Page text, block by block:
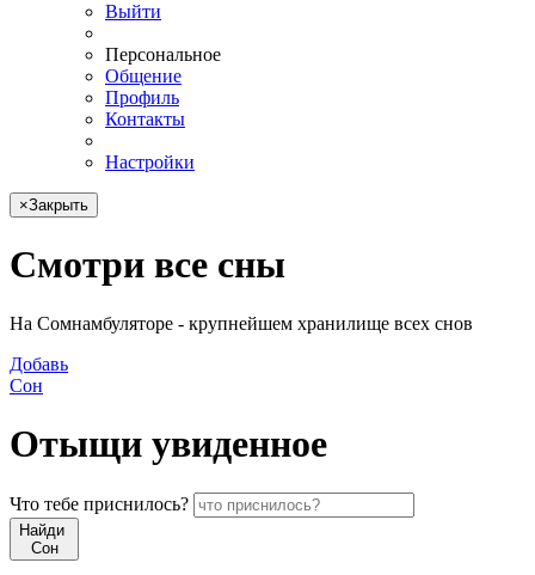
Выйти
Персональное
Общение
Профиль
Контакты
Настройки
×Закрыть
Смотри все сны
На Сомнамбуляторе - крупнейшем хранилище всех снов
Добавь
Сон
Отыщи увиденное
Что тебе приснилось?
Найди
Сон